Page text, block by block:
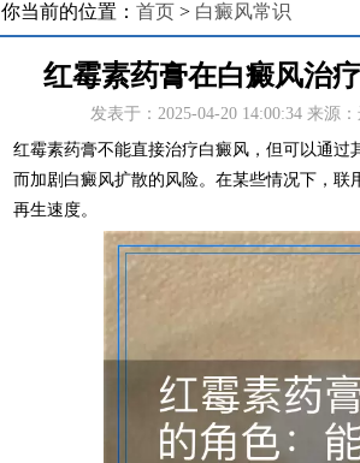
你当前的位置： 首页 > 白癜风常识
红霉素药膏在白癜风治
发表于：2025-04-20 14:00:34 来源
红霉素药膏不能直接治疗白癜风，但可以通
而加剧白癜风扩散的风险。在某些情况下，
再生速度。